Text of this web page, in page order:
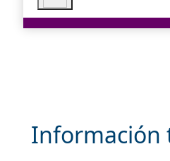
Información